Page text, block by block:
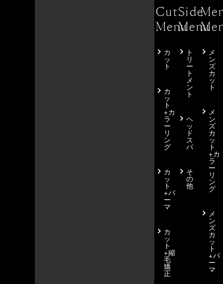
Cut
Menu
カ
ッ
ト
カ
ッ
ト
+カ
ラ
ー
リ
ン
グ
カ
ッ
ト
+パ
ー
マ
カ
ッ
ト
+縮
毛
矯
正
Side
Menu
ト
リ
ー
ト
メ
ン
ト
ヘ
ッ
ド
ス
パ
そ
の
他
メ
ン
ズ
カ
ッ
ト
メ
ン
ズ
カ
ッ
ト
+カ
ラ
ー
リ
ン
グ
メ
ン
ズ
カ
ッ
ト
+パ
ー
マ